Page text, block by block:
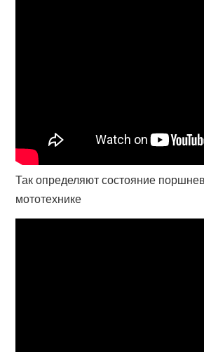
Так определяют состояние
мототехнике